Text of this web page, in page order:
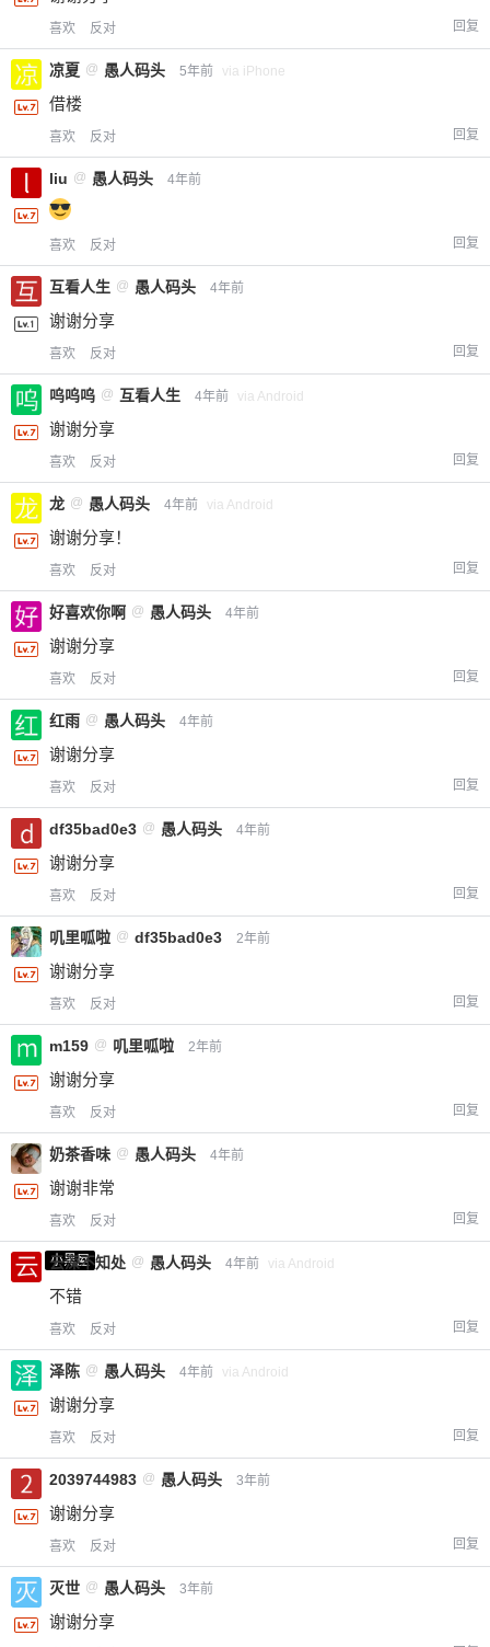
喜欢 反对 回复
凉夏 @ 愚人码头 5年前 via iPhone
借楼
喜欢 反对 回复
liu @ 愚人码头 4年前
喜欢 反对 回复
互看人生 @ 愚人码头 4年前
谢谢分享
喜欢 反对 回复
呜呜呜 @ 互看人生 4年前 via Android
谢谢分享
喜欢 反对 回复
龙 @ 愚人码头 4年前 via Android
谢谢分享！
喜欢 反对 回复
好喜欢你啊 @ 愚人码头 4年前
谢谢分享
喜欢 反对 回复
红雨 @ 愚人码头 4年前
谢谢分享
喜欢 反对 回复
df35bad0e3 @ 愚人码头 4年前
谢谢分享
喜欢 反对 回复
叽里呱啦 @ df35bad0e3 2年前
谢谢分享
喜欢 反对 回复
m159 @ 叽里呱啦 2年前
谢谢分享
喜欢 反对 回复
奶茶香味 @ 愚人码头 4年前
谢谢非常
喜欢 反对 回复
小黑屋
云深不知处 @ 愚人码头 4年前 via Android
不错
喜欢 反对 回复
泽陈 @ 愚人码头 4年前 via Android
谢谢分享
喜欢 反对 回复
2039744983 @ 愚人码头 3年前
谢谢分享
喜欢 反对 回复
灭世 @ 愚人码头 3年前
谢谢分享